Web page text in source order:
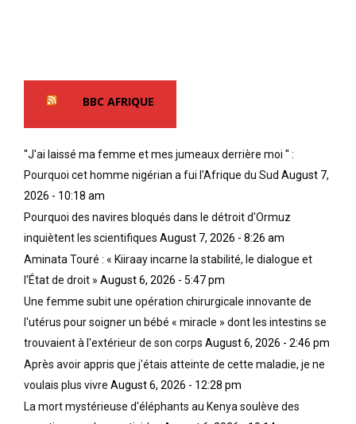
BBC AFRIQUE
''J'ai laissé ma femme et mes jumeaux derrière moi '' :
Pourquoi cet homme nigérian a fui l'Afrique du Sud August 7,
2026 - 10:18 am
Pourquoi des navires bloqués dans le détroit d'Ormuz
inquiètent les scientifiques August 7, 2026 - 8:26 am
Aminata Touré : « Kiiraay incarne la stabilité, le dialogue et
l'État de droit » August 6, 2026 - 5:47 pm
Une femme subit une opération chirurgicale innovante de
l'utérus pour soigner un bébé « miracle » dont les intestins se
trouvaient à l'extérieur de son corps August 6, 2026 - 2:46 pm
Après avoir appris que j'étais atteinte de cette maladie, je ne
voulais plus vivre August 6, 2026 - 12:28 pm
La mort mystérieuse d'éléphants au Kenya soulève des